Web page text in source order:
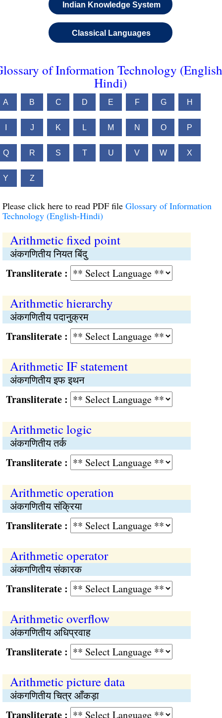
Indian Knowledge System
Classical Languages
of Information Technology
Hindi)
A B C D E F G H
J K L M N O P
Q R S T U V W X
Y Z
Please click here to read PDF file Glossary of Information
Technology (English-Hindi)
Arithmetic fixed point
अंकगणितीय नियत बिंदु
:
Arithmetic hierarchy
अंकगणितीय पदानुक्रम
:
Arithmetic IF statement
अंकगणितीय इफ इथन
:
Arithmetic logic
अंकगणितीय तर्क
:
Arithmetic operation
अंकगणितीय संक्रिया
:
Arithmetic operator
अंकगणितीय संकारक
:
Arithmetic overflow
अंकगणितीय अधिप्रवाह
:
Arithmetic picture data
अंकगणितीय चित्र आँकड़ा
: